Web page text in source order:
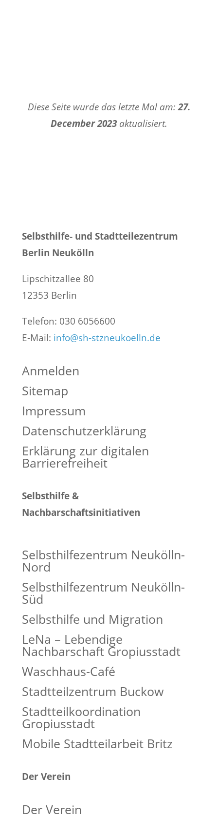
Diese Seite wurde das letzte Mal am:27.
December 2023aktualisiert.
Selbsthilfe- und Stadtteilezentrum
Berlin Neukölln
Lipschitzallee 80
12353 Berlin
Telefon: 030 6056600
E-Mail: info@sh-stzneukoelln.de
Anmelden
Sitemap
Impressum
Datenschutzerklärung
Erklärung zur digitalen
Barrierefreiheit
Selbsthilfe &
Nachbarschaftsinitiativen
Selbsthilfezentrum Neukölln-
Nord
Selbsthilfezentrum Neukölln-
Süd
Selbsthilfe und Migration
LeNa – Lebendige
Nachbarschaft Gropiusstadt
Waschhaus-Café
Stadtteilzentrum Buckow
Stadtteilkoordination
Gropiusstadt
Mobile Stadtteilarbeit Britz
Der Verein
Der Verein